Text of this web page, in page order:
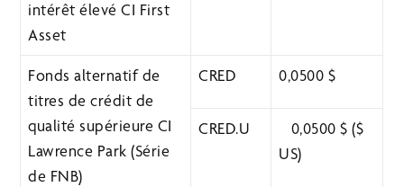
intérêt élevé CI First
Asset
Fonds alternatif de
titres de crédit de
qualité supérieure CI
Lawrence Park (Série
de FNB)
CRED 0,0500 $
CRED.U
0,0500 $ ($
US)